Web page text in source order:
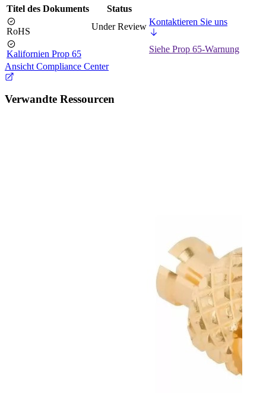
Titel des Dokuments Status
RoHS Under Review Kontaktieren Sie uns
Kalifornien Prop 65
Siehe Prop 65-Warnung
Ansicht Compliance Center
Verwandte Ressourcen